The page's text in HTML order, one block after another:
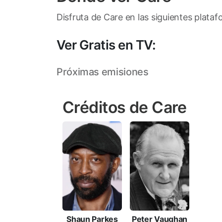
Disfruta de Care en las siguientes
Ver Gratis en TV:
Próximas emisiones
Créditos de Care
Shaun Parkes Peter Vaughan